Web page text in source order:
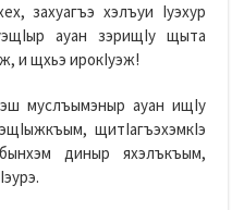
захуагъэ хэлъуи Iуэхур
ауан зэрищIу щыта
и щхьэ ирокIуэж!
муслъымэныр ауан ищIу
щитIагъэхэмкIэ
диныр яхэлъкъым,